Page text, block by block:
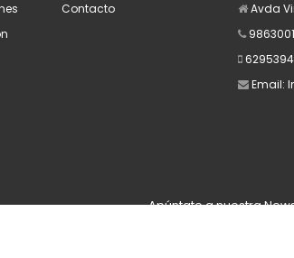
Contacto
Avda
Email:
Apúntate a nuestra